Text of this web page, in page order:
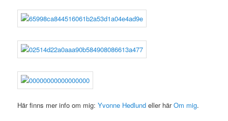
Här finns mer info om mig:Yvonne Hedlund eller härOm mig.